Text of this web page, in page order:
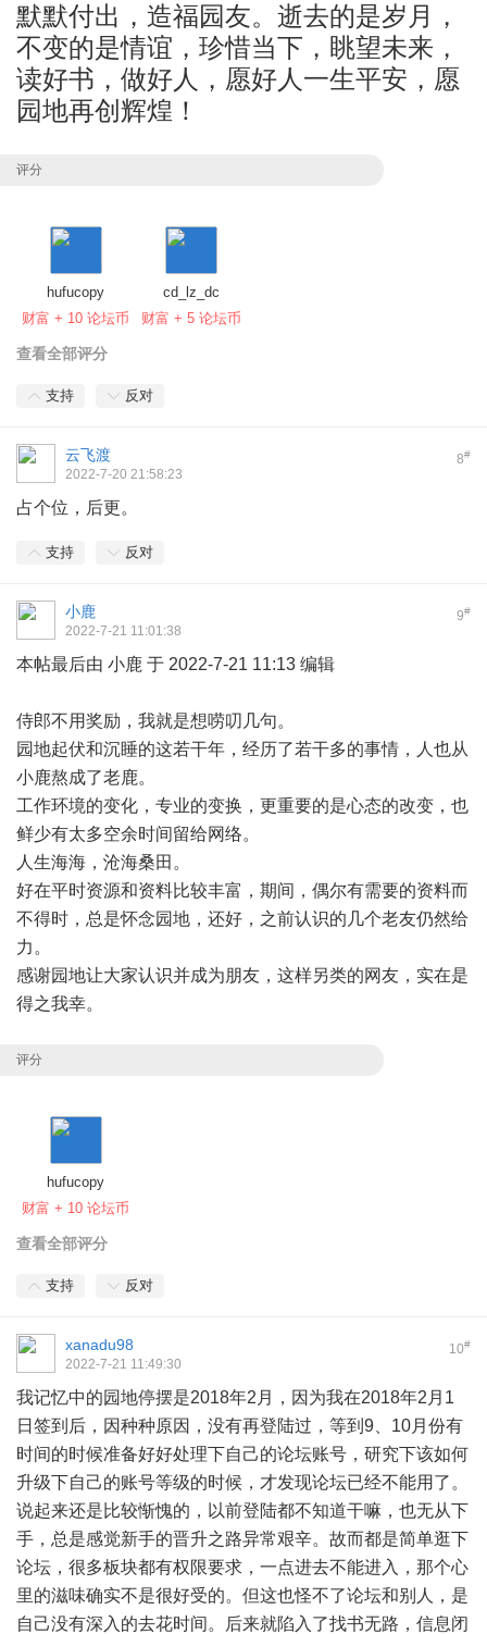
默默付出，造福园友。逝去的是岁月，
不变的是情谊，珍惜当下，眺望未来，
读好书，做好人，愿好人一生平安，愿
园地再创辉煌！
评分
hufucopy
财富 + 10 论坛币
cd_lz_dc
财富 + 5 论坛币
查看全部评分
支持 反对
8#
云飞渡
2022-7-20 21:58:23
占个位，后更。
支持 反对
9#
小鹿
2022-7-21 11:01:38
本帖最后由 小鹿 于 2022-7-21 11:13 编辑
侍郎不用奖励，我就是想唠叨几句。
园地起伏和沉睡的这若干年，经历了若干多的事情，人也从
小鹿熬成了老鹿。
工作环境的变化，专业的变换，更重要的是心态的改变，也
鲜少有太多空余时间留给网络。
人生海海，沧海桑田。
好在平时资源和资料比较丰富，期间，偶尔有需要的资料而
不得时，总是怀念园地，还好，之前认识的几个老友仍然给
力。
感谢园地让大家认识并成为朋友，这样另类的网友，实在是
得之我幸。
评分
hufucopy
财富 + 10 论坛币
查看全部评分
支持 反对
10#
xanadu98
2022-7-21 11:49:30
我记忆中的园地停摆是2018年2月，因为我在2018年2月1
日签到后，因种种原因，没有再登陆过，等到9、10月份有
时间的时候准备好好处理下自己的论坛账号，研究下该如何
升级下自己的账号等级的时候，才发现论坛已经不能用了。
说起来还是比较惭愧的，以前登陆都不知道干嘛，也无从下
手，总是感觉新手的晋升之路异常艰辛。故而都是简单逛下
论坛，很多板块都有权限要求，一点进去不能进入，那个心
里的滋味确实不是很好受的。但这也怪不了论坛和别人，是
自己没有深入的去花时间。后来就陷入了找书无路，信息闭